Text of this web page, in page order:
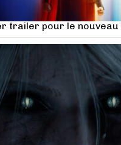
trailer pour le nouveau